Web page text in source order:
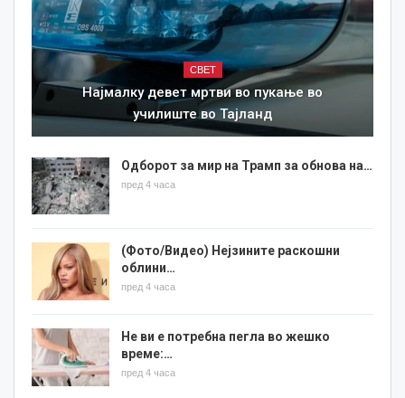
СВЕТ
Најмалку девет мртви во пукање во
училиште во Тајланд
Одборот за мир на Трамп за обнова на…
пред 4 часа
(Фото/Видео) Нејзините раскошни
облини…
пред 4 часа
Не ви е потребна пегла во жешко
време:…
пред 4 часа